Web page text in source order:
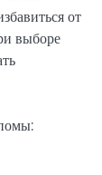
от
выборе